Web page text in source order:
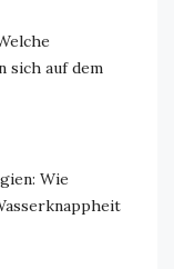
sich auf dem
Wie